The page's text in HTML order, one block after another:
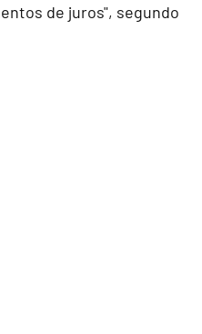
de juros", segundo